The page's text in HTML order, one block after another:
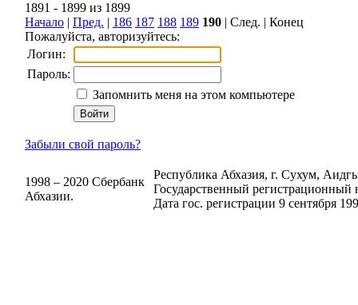
1891 - 1899 из 1899
Начало | Пред. | 186 187 188 189 190 | След. | Конец
Пожалуйста, авторизуйтесь:
Логин:
Пароль:
Запомнить меня на этом компьютере
Забыли свой пароль?
1998 – 2020 Сбербанк
Абхазии.
Республика Абхазия, г. Сухум,
Государственный регистрационный
Дата гос. регистрации 9 сентября